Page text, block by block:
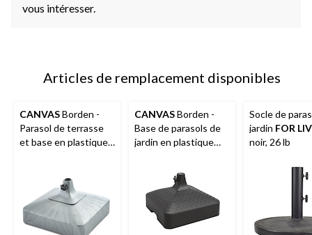
vous intéresser.
Articles de remplacement disponibles
CANVASBorden -
Parasol de terrasse
et base en plastique
CANVASBorden -
Base de parasols de
jardin en plastique
Socle de
jardin FOR
noir, 26 lb